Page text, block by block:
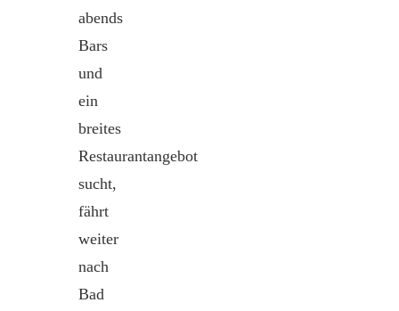
abends
Bars
und
ein
breites
Restaurantangebot
sucht,
fährt
weiter
nach
Bad